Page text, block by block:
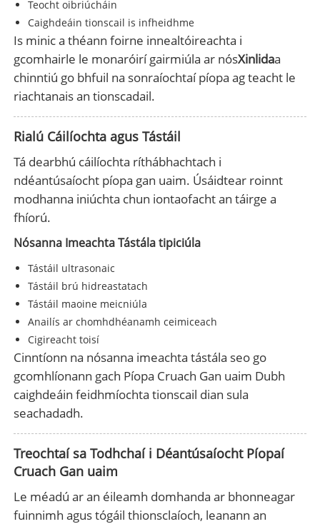
Teocht oibriúcháin
Caighdeáin tionscail is infheidhme
Is minic a théann foirne innealtóireachta i
gcomhairle le monaróirí gairmiúla ar nósXinlidaa
chinntiú go bhfuil na sonraíochtaí píopa ag teacht le
riachtanais an tionscadail.
Rialú Cáilíochta agus Tástáil
Tá dearbhú cáilíochta ríthábhachtach i
ndéantúsaíocht píopa gan uaim. Úsáidtear roinnt
modhanna iniúchta chun iontaofacht an táirge a
fhíorú.
Nósanna Imeachta Tástála tipiciúla
Tástáil ultrasonaic
Tástáil brú hidreastatach
Tástáil maoine meicniúla
Anailís ar chomhdhéanamh ceimiceach
Cigireacht toisí
Cinntíonn na nósanna imeachta tástála seo go
gcomhlíonann gach Píopa Cruach Gan uaim Dubh
caighdeáin feidhmíochta tionscail dian sula
seachadadh.
Treochtaí sa Todhchaí i Déantúsaíocht Píopaí
Cruach Gan uaim
Le méadú ar an éileamh domhanda ar bhonneagar
fuinnimh agus tógáil thionsclaíoch, leanann an